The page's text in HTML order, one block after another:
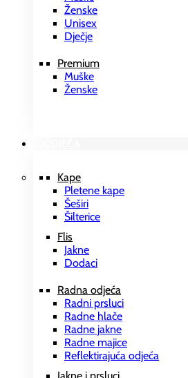
Ženske
Unisex
Dječje
Premium
Muške
Ženske
Kape
Pletene kape
Šeširi
Šilterice
Flis
Jakne
Dodaci
Radna odjeća
Radni prsluci
Radne hlače
Radne jakne
Radne majice
Reflektirajuća odjeća